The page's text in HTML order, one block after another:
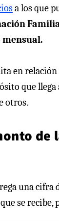
a los que
en relación
que
otros.
de
una cifra
se recibe,